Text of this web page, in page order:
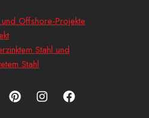
Offshore-Projekte
Stahl und
Stahl
P
i
I
n
a
u